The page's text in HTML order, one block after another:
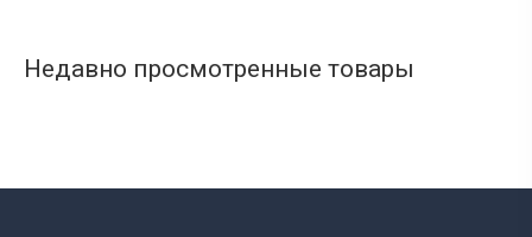
Недавно просмотренные товары